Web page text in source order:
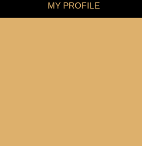
MY PROFILE